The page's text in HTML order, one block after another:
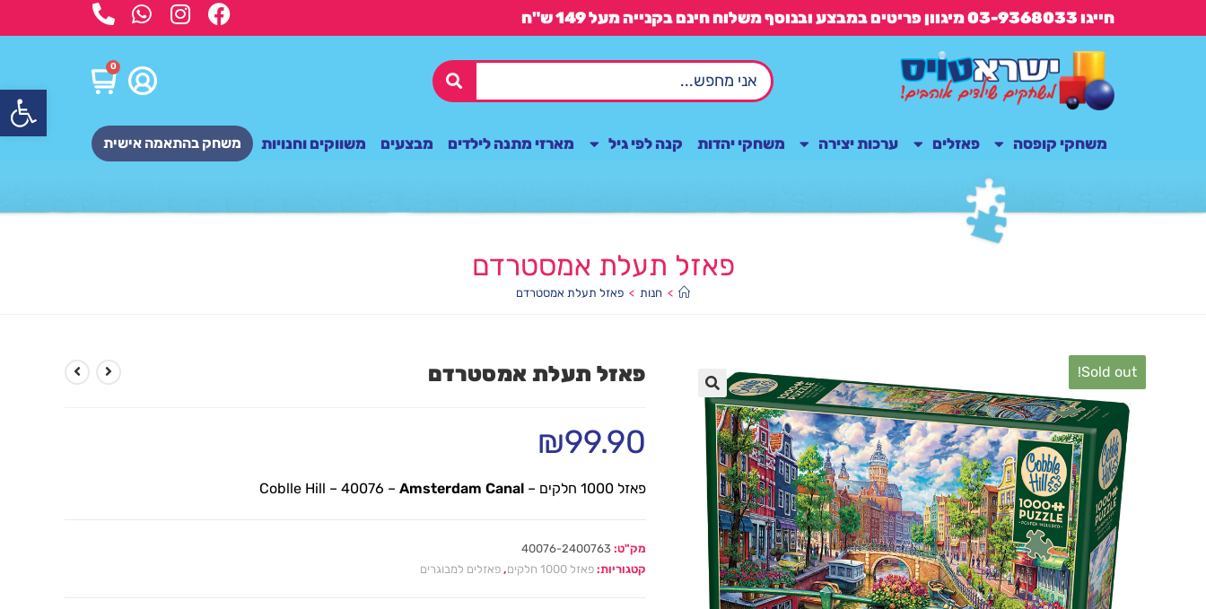
חייגו 03-9368033 מיגוון פריטים במבצע ובנוסף משלוח חינם בקנייה מעל 149 ש"ח
0
משחקי קופסה פאזלים ערכות יצירה משחקי יהדות קנה לפי גיל מארזי מתנה לילדים מבצעים משווקים וחנויות משחק בהתאמה אישית
פאזל תעלת אמסטרדם
> חנות > פאזל תעלת אמסטרדם
Sold out! פאזל תעלת אמסטרדם
₪99.90
פאזל 1000 חלקים – Coblle Hill – 40076 – Amsterdam Canal
מק"ט: 40076-2400763
קטגוריות: פאזל 1000 חלקים , פאזלים למבוגרים